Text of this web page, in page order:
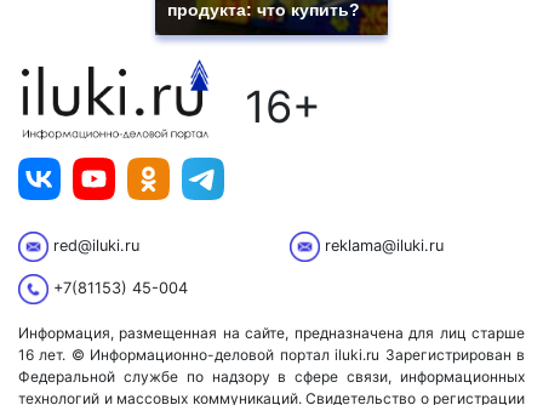
продукта: что купить?
16+
red@iluki.ru reklama@iluki.ru
+7(81153) 45-004
Информация, размещенная на сайте, предназначена для лиц старше
16 лет. © Информационно-деловой портал iluki.ru Зарегистрирован в
Федеральной службе по надзору в сфере связи, информационных
технологий и массовых коммуникаций. Свидетельство о регистрации